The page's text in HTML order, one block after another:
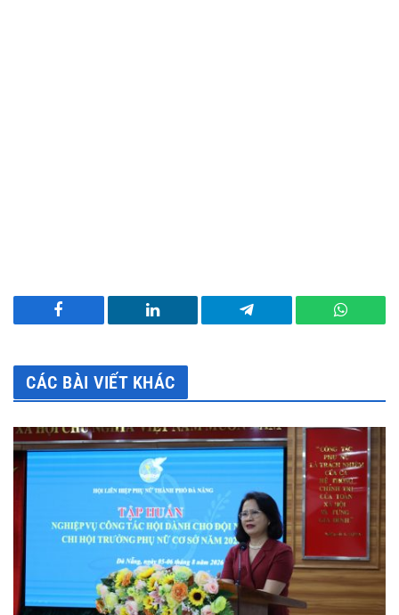
Facebook LinkedIn Telegram
CÁC BÀI VIẾT KHÁC